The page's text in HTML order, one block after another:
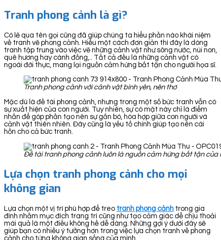
Tranh phong cảnh là gì?
Có lẽ qua tên gọi cũng đã giúp chúng ta hiểu phần nào khái niệm
về tranh vẽ phong cảnh. Hiểu một cách đơn giản thì đây là dòng
tranh tập trung vào việc vẽ những cảnh vật như sông nước, núi non,
quê hương hay cánh đồng,.. Tất cả đều là những cảnh vật có
ngoài đời thực, mang lại nguồn cảm hứng bất tận cho người họa sĩ.
Tranh phong cảnh với cảnh vật bình yên, nên thơ
Mặc dù là đề tài phong cảnh, nhưng trong một số bức tranh vẫn có
sự xuất hiện của con người. Tuy nhiên, sự có mặt này chỉ là điểm
nhấn để góp phần tạo nên sự gắn bó, hòa hợp giữa con người và
cảnh vật thiên nhiên. Đây cũng là yếu tố chính giúp tạo nên cái
hồn cho cả bức tranh.
Đề tài tranh phong cảnh luôn là nguồn cảm hứng bất tận của
Lựa chọn tranh phong cảnh cho mọi
không gian
Lựa chọn một vị trí phù hợp để treo tranh phong cảnh trong gia
đình nhằm mục đích trang trí cũng như tạo cảm giác dễ chịu thoải
mái quả là một điều không hề dễ dàng. Những gợi ý dưới đây sẽ
giúp bạn có nhiều ý tưởng hơn trong việc lựa chọn tranh về phong
cảnh cho từng không gian sống của mình.